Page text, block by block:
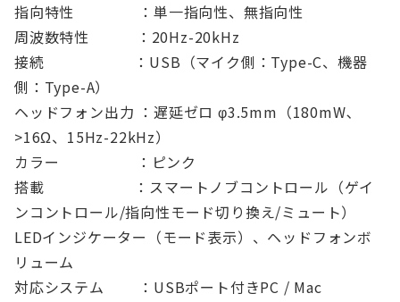
指向特性 ：単一指向性、無指向性
周波数特性 ：20Hz-20kHz
接続 ：USB（マイク側：Type-C、機器
側：Type-A）
ヘッドフォン出力 ：遅延ゼロ φ3.5mm（180mW､
>16Ω、15Hz-22kHz）
カラー ：ピンク
搭載 ：スマートノブコントロール（ゲイ
ンコントロール/指向性モード切り換え/ミュート）
LEDインジケーター（モード表示）、ヘッドフォンボ
リューム
対応システム ：USBポート付きPC / Mac